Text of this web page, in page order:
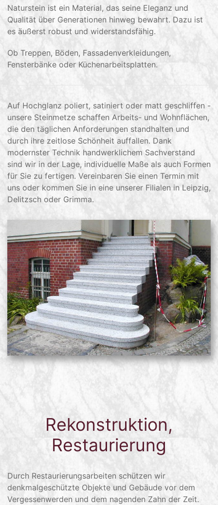
Naturstein ist ein Material, das seine Eleganz und
Qualität über Generationen hinweg bewahrt. Dazu ist
es äußerst robust und widerstandsfähig.
Ob Treppen, Böden, Fassadenverkleidungen,
Fensterbänke oder Küchenarbeitsplatten.
Auf Hochglanz poliert, satiniert oder matt geschliffen -
unsere Steinmetze schaffen Arbeits- und Wohnflächen,
die den täglichen Anforderungen standhalten und
durch ihre zeitlose Schönheit auffallen. Dank
modernster Technik handwerklichem Sachverstand
sind wir in der Lage, individuelle Maße als auch Formen
für Sie zu fertigen. Vereinbaren Sie einen Termin mit
uns oder kommen Sie in eine unserer Filialen in Leipzig,
Delitzsch oder Grimma.
Rekonstruktion,
Restaurierung
Durch Restaurierungsarbeiten schützen wir
denkmalgeschützte Objekte und Gebäude vor dem
Vergessenwerden und dem nagenden Zahn der Zeit.